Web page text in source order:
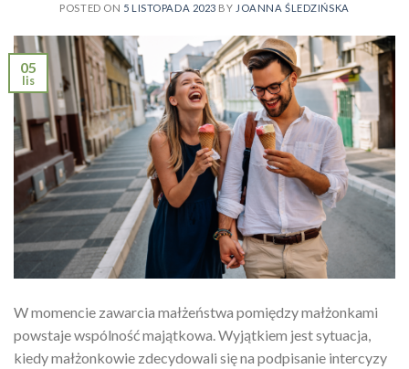
POSTED ON 5 LISTOPADA 2023 BY JOANNA ŚLEDZIŃSKA
05
lis
W momencie zawarcia małżeństwa pomiędzy małżonkami
powstaje wspólność majątkowa. Wyjątkiem jest sytuacja,
kiedy małżonkowie zdecydowali się na podpisanie intercyzy